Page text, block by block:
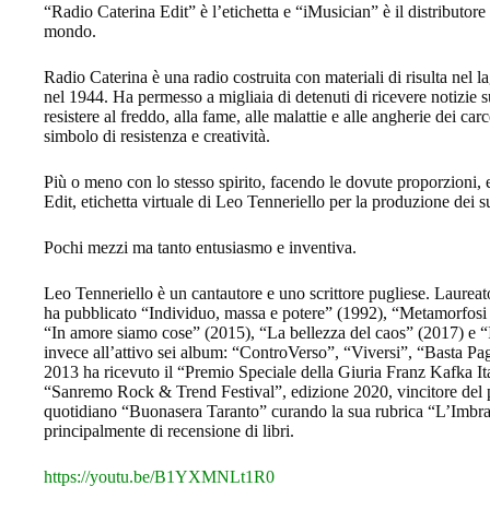
“Radio Caterina Edit” è l’etichetta e “iMusician” è il
mondo.
Radio Caterina è una radio costruita con materiali di risulta nel
nel 1944. Ha permesso a migliaia di detenuti di ricevere notizie
resistere al freddo, alla fame, alle malattie e alle angherie dei
simbolo di resistenza e creatività.
Più o meno con lo stesso spirito, facendo le dovute
Edit, etichetta virtuale di Leo Tenneriello per la produzione dei
Pochi mezzi ma tanto entusiasmo e inventiva.
Leo Tenneriello è un cantautore e uno scrittore pugliese.
ha pubblicato “Individuo, massa e potere” (1992),
“In amore siamo cose” (2015), “La bellezza del caos” (2017)
invece all’attivo sei album: “ControVerso”, “Viversi”, “Basta
2013 ha ricevuto il “Premio Speciale della Giuria Franz Kafka
“Sanremo Rock & Trend Festival”, edizione 2020, vincitore
quotidiano “Buonasera Taranto” curando la sua rubrica
principalmente di recensione di libri.
https://youtu.be/B1YXMNLt1R0